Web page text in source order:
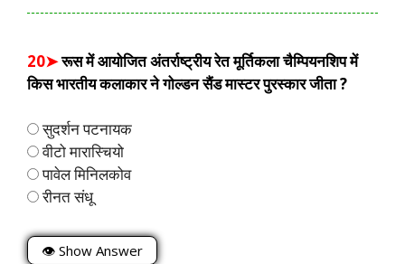
20➤रूस में आयोजित अंतर्राष्ट्रीय रेत मूर्तिकला चैम्पियनशिप में
किस भारतीय कलाकार ने गोल्डन सैंड मास्टर पुरस्कार जीता ?
सुदर्शन पटनायक
वीटो मारास्चियो
पावेल मिनिलकोव
रीनत संधू
👁 Show Answer